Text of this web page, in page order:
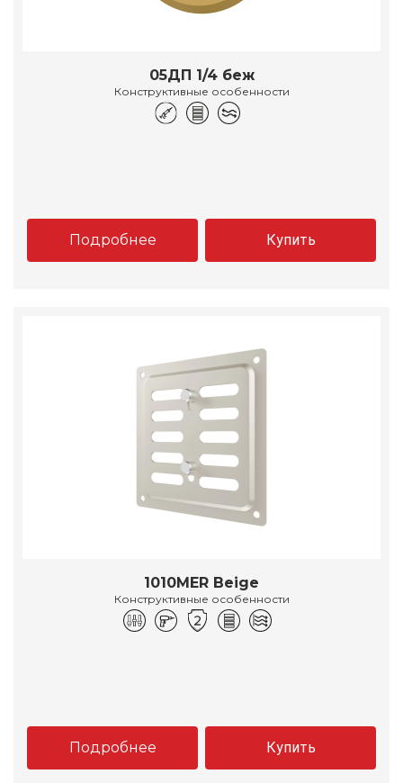
05ДП 1/4 беж
Конструктивные особенности
Подробнее Купить
1010MER Beige
Конструктивные особенности
Подробнее Купить